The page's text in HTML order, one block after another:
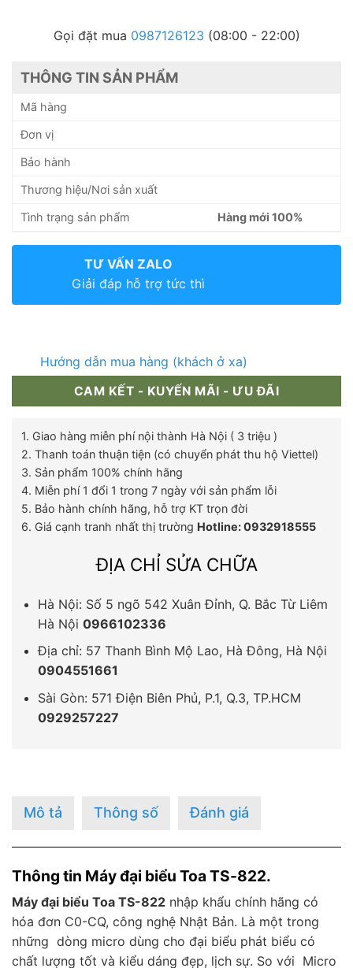
Gọi đặt mua 0987126123 (08:00 - 22:00)
THÔNG TIN SẢN PHẨM
Mã hàng
Đơn vị
Bảo hành
Thương hiệu/Nơi sản xuất
Tình trạng sản phẩm Hàng mới 100%
TƯ VẤN ZALO
Giải đáp hỗ trợ tức thì
Hướng dẫn mua hàng (khách ở xa)
CAM KẾT - KUYẾN MÃI - ƯU ĐÃI
1. Giao hàng miễn phí nội thành Hà Nội ( 3 triệu )
2. Thanh toán thuận tiện (có chuyển phát thu hộ Viettel)
3. Sản phẩm 100% chính hãng
4. Miễn phí 1 đổi 1 trong 7 ngày với sản phẩm lỗi
5. Bảo hành chính hãng, hỗ trợ KT trọn đời
6. Giá cạnh tranh nhất thị trường Hotline: 0932918555
ĐỊA CHỈ SỬA CHỮA
Hà Nội: Số 5 ngõ 542 Xuân Đỉnh, Q. Bắc Từ Liêm
Hà Nội 0966102336
Địa chỉ: 57 Thanh Bình Mộ Lao, Hà Đông, Hà Nội
0904551661
Sài Gòn: 571 Điện Biên Phủ, P.1, Q.3, TP.HCM
0929257227
Mô tả Thông số Đánh giá
Thông tin Máy đại biểu Toa TS-822.
Máy đại biểu Toa TS-822 nhập khẩu chính hãng có
hóa đơn C0-CQ, công nghệ Nhật Bản. Là một trong
những dòng micro dùng cho đại biểu phát biểu có
chất lượng tốt và kiểu dáng đẹp, lịch sự. So với Micro